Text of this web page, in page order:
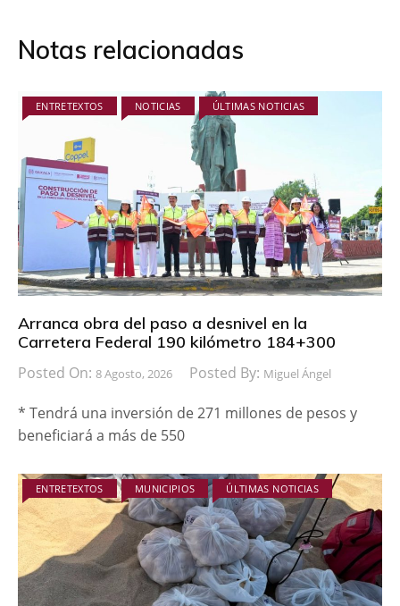
Notas relacionadas
ENTRETEXTOS NOTICIAS ÚLTIMAS NOTICIAS
Arranca obra del paso a desnivel en la
Carretera Federal 190 kilómetro 184+300
Posted On: 8 Agosto, 2026 Posted By: Miguel Ángel
* Tendrá una inversión de 271 millones de pesos y
beneficiará a más de 550
ENTRETEXTOS MUNICIPIOS ÚLTIMAS NOTICIAS